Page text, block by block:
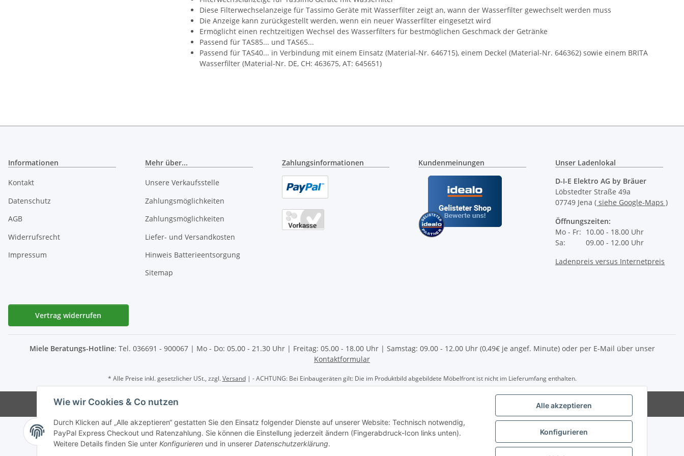
Alle akzeptieren
Konfigurieren
Wie wir Cookies & Co nutzen
Durch Klicken auf „Alle akzeptieren“ gestatten Sie den Einsatz folgender Dienste auf unserer Website: Technisch notwendig,
PayPal Express Checkout und Ratenzahlung. Sie können die Einstellung jederzeit ändern (Fingerabdruck-Icon links unten).
Weitere Details finden Sie unter Konfigurieren und in unserer Datenschutzerklärung.
Diese Filterwechselanzeige für Tassimo Geräte mit Wasserfilter zeigt an, wann der Wasserfilter gewechselt werden muss
Die Anzeige kann zurückgestellt werden, wenn ein neuer Wasserfilter eingesetzt wird
Ermöglicht einen rechtzeitigen Wechsel des Wasserfilters für bestmöglichen Geschmack der Getränke
Passend für TAS85... und TAS65...
Passend für TAS40... in Verbindung mit einem Einsatz (Material-Nr. 646715), einem Deckel (Material-Nr. 646362) sowie einem BRITA
Wasserfilter (Material-Nr. DE, CH: 463675, AT: 645651)
Informationen
Kontakt
Datenschutz
AGB
Widerrufsrecht
Impressum
Mehr über...
Unsere Verkaufsstelle
Zahlungsmöglichkeiten
Zahlungsmöglichkeiten
Liefer- und Versandkosten
Hinweis Batterieentsorgung
Sitemap
Zahlungsinformationen Kundenmeinungen
Unser Ladenlokal
D-I-E Elektro AG by Bräuer
Löbstedter Straße 49a
07749 Jena( siehe Google-Maps )
Öffnungszeiten:
Mo - Fr: 10.00 - 18.00 Uhr
Sa:
09.00 - 12.00 Uhr
Ladenpreis versus Internetpreis
Vertrag widerrufen
Miele Beratungs-Hotline: Tel. 036691 - 900067 | Mo - Do: 05.00 - 21.30 Uhr | Freitag: 05.00 - 18.00 Uhr | Samstag: 09.00 - 12.00 Uhr (0,49€ je angef. Minute) oder per E-Mail über unser
Kontaktformular
* Alle Preise inkl. gesetzlicher USt., zzgl.Versand| - ACHTUNG: Bei Einbaugeräten gilt: Die im Produktbild abgebildete Möbelfront ist nicht im Lieferumfang enthalten.